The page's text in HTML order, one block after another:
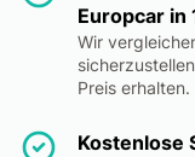
Europcar in
Wir
Preis erhalten.
Kostenlose